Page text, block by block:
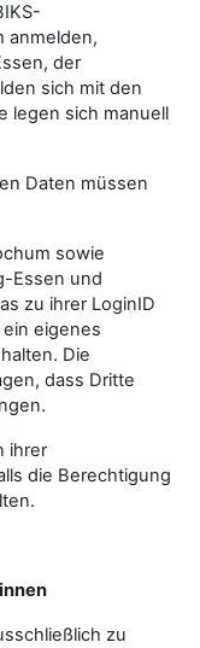
anmelden,
der
sich mit den
legen sich manuell
Daten müssen
sowie
Essen und
zu ihrer LoginID
eigenes
Die
dass Dritte
ihrer
die Berechtigung
zu